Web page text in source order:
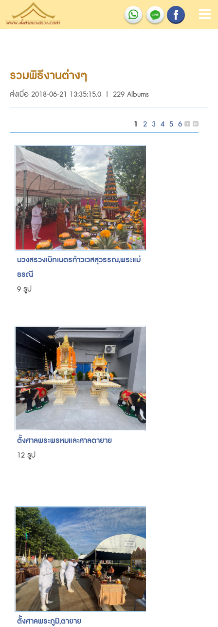
รวมพิธีงานต่างๆ
ส่งเมื่อ 2018-06-21 13:35:15.0 | 229 Albums
1 2 3 4 5 6
บวงสรวงเบิกเนตรท้าวเวสสุวรรณ,พระแม่
ธรณี
9 รูป
ตั้งศาลพระพรหมและศาลตายาย
12 รูป
ตั้งศาลพระภูมิ,ตายาย